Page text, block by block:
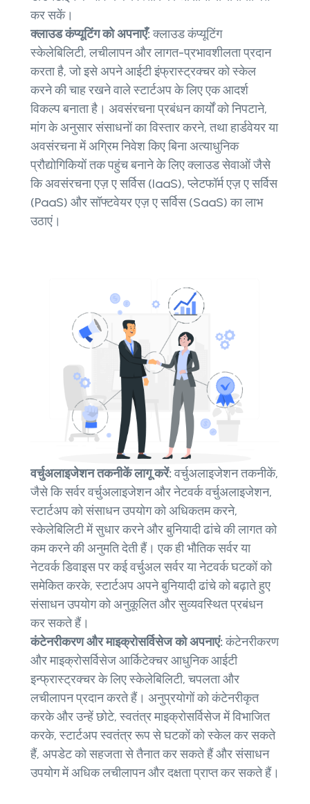
कर सकें।
क्लाउड कंप्यूटिंग को अपनाएँ:क्लाउड कंप्यूटिंग
स्केलेबिलिटी, लचीलापन और लागत-प्रभावशीलता प्रदान
करता है, जो इसे अपने आईटी इंफ्रास्ट्रक्चर को स्केल
करने की चाह रखने वाले स्टार्टअप के लिए एक आदर्श
विकल्प बनाता है। अवसंरचना प्रबंधन कार्यों को निपटाने,
मांग के अनुसार संसाधनों का विस्तार करने, तथा हार्डवेयर या
अवसंरचना में अग्रिम निवेश किए बिना अत्याधुनिक
प्रौद्योगिकियों तक पहुंच बनाने के लिए क्लाउड सेवाओं जैसे
कि अवसंरचना एज़ ए सर्विस (IaaS), प्लेटफॉर्म एज़ ए सर्विस
(PaaS) और सॉफ्टवेयर एज़ ए सर्विस (SaaS) का लाभ
उठाएं।
वर्चुअलाइजेशन तकनीकें लागू करें:वर्चुअलाइजेशन तकनीकें,
जैसे कि सर्वर वर्चुअलाइजेशन और नेटवर्क वर्चुअलाइजेशन,
स्टार्टअप को संसाधन उपयोग को अधिकतम करने,
स्केलेबिलिटी में सुधार करने और बुनियादी ढांचे की लागत को
कम करने की अनुमति देती हैं। एक ही भौतिक सर्वर या
नेटवर्क डिवाइस पर कई वर्चुअल सर्वर या नेटवर्क घटकों को
समेकित करके, स्टार्टअप अपने बुनियादी ढांचे को बढ़ाते हुए
संसाधन उपयोग को अनुकूलित और सुव्यवस्थित प्रबंधन
कर सकते हैं।
कंटेनरीकरण और माइक्रोसर्विसेज को अपनाएं:कंटेनरीकरण
और माइक्रोसर्विसेज आर्किटेक्चर आधुनिक आईटी
इन्फ्रास्ट्रक्चर के लिए स्केलेबिलिटी, चपलता और
लचीलापन प्रदान करते हैं। अनुप्रयोगों को कंटेनरीकृत
करके और उन्हें छोटे, स्वतंत्र माइक्रोसर्विसेज में विभाजित
करके, स्टार्टअप स्वतंत्र रूप से घटकों को स्केल कर सकते
हैं, अपडेट को सहजता से तैनात कर सकते हैं और संसाधन
उपयोग में अधिक लचीलापन और दक्षता प्राप्त कर सकते हैं।